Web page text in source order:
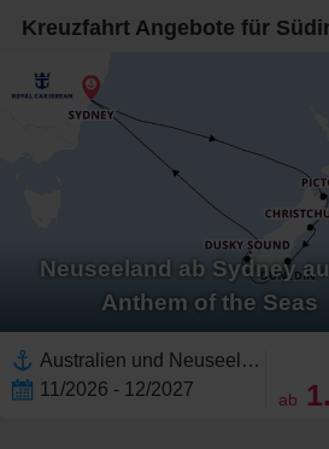
Kreuzfahrt Angebote für
Neuseeland ab Sydney
Anthem of the Seas
Australien und Neuseeland, Südinsel, Neuseeland,Neuseeland,Fiordland, Neuseeland,Sydney, Australien,Christchurch, Neuseeland,Dunedin, Neuseeland,Australien,Picton, Neuseeland
11/2026 - 12/2027
ab